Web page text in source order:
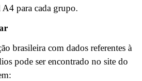
para cada grupo.
brasileira com dados referentes à
pode ser encontrado no site do